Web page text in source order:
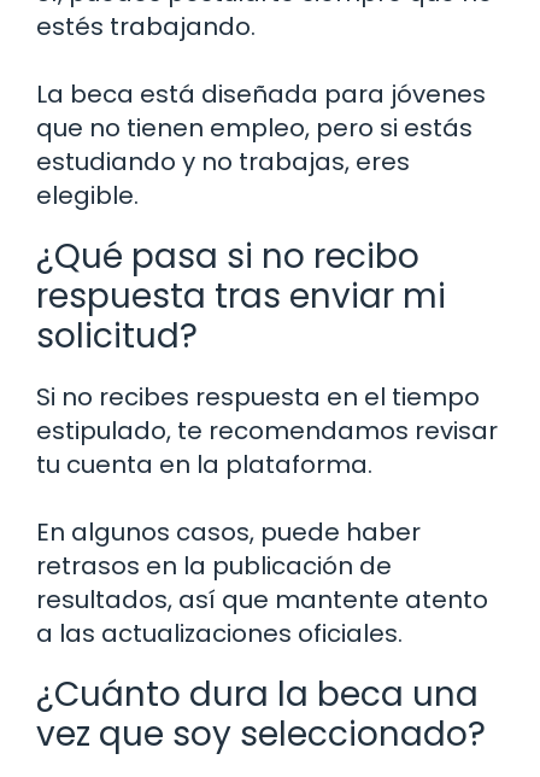
estés trabajando.
La beca está diseñada para jóvenes
que no tienen empleo, pero si estás
estudiando y no trabajas, eres
elegible.
¿Qué pasa si no recibo
respuesta tras enviar mi
solicitud?
Si no recibes respuesta en el tiempo
estipulado, te recomendamos revisar
tu cuenta en la plataforma.
En algunos casos, puede haber
retrasos en la publicación de
resultados, así que mantente atento
a las actualizaciones oficiales.
¿Cuánto dura la beca una
vez que soy seleccionado?